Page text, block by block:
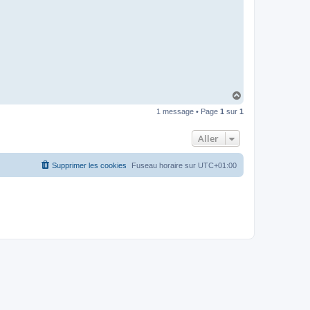
u
1 message • Page 1 sur 1
Aller
Fuseau horaire sur UTC+01:00
Supprimer les cookies